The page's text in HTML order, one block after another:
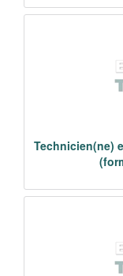
Technicien(ne)